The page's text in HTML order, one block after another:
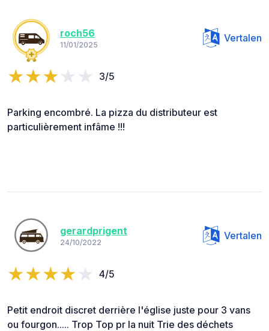
roch56
11/01/2025
Vertalen
3/5
Parking encombré. La pizza du distributeur est
particulièrement infâme !!!
gerardprigent
24/10/2022
Vertalen
4/5
Petit endroit discret derrière l'église juste pour 3 vans
ou fourgon..... Trop Top pr la nuit Trie des déchets